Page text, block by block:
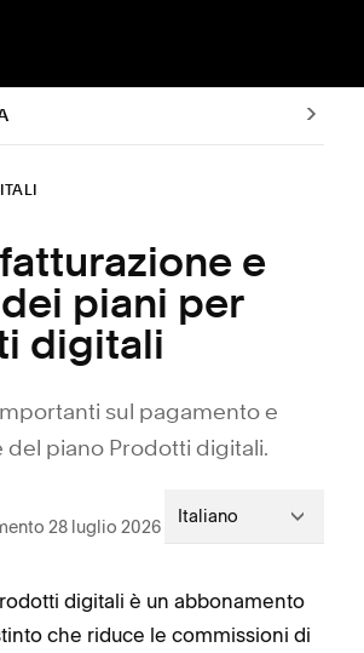
e
piani per
digitali
sul pagamento e
del piano Prodotti digitali.
28 luglio 2026 Italiano
digitali è un abbonamento
che riduce le commissioni di